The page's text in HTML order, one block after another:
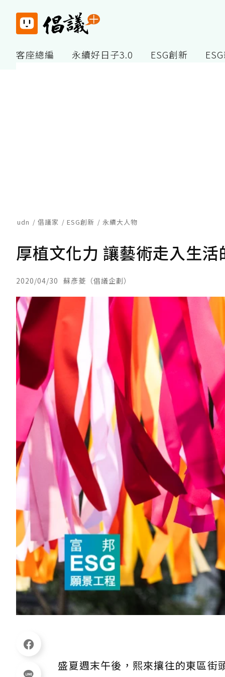
客座總編 永續好日子3.0 ESG創新
udn 倡議家 ESG創新 永續大人物
厚植文化力 讓藝術走入生
2020/04/30 蘇彥菱（倡議企劃）
盛夏週末午後，熙來攘往的東區街